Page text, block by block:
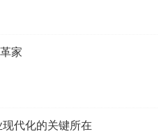
何异样。
摩托车路过弢良家，看到
，已经趴在桌上睡着了，
家
代化的关键所在